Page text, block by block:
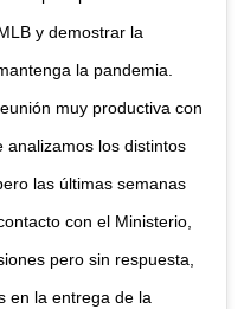
y demostrar la
la pandemia.
muy productiva con
analizamos los distintos
las últimas semanas
con el Ministerio,
pero sin respuesta,
en la entrega de la